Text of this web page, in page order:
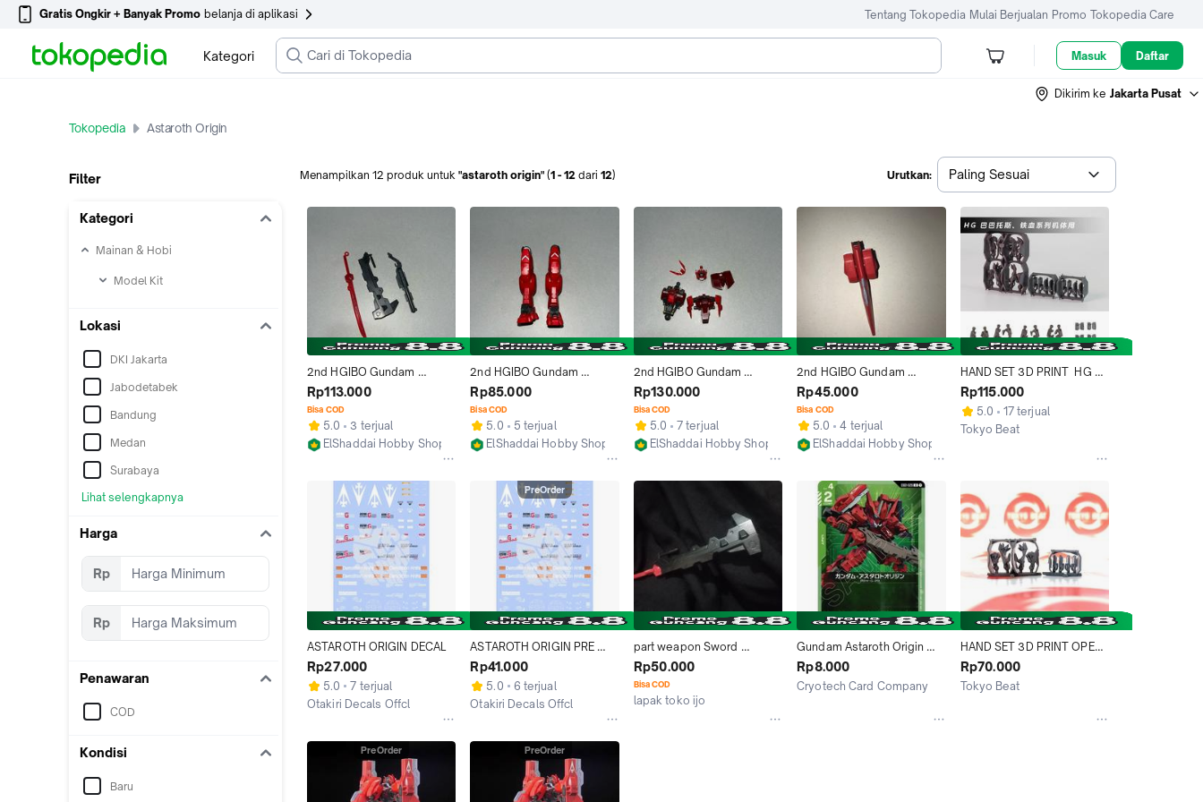
Gratis Ongkir + Banyak Promo belanja di aplikasi Tentang Tokopedia Mulai Berjualan Promo Tokopedia Care
Kategori Masuk Daftar
Dikirim ke Jakarta Pusat
Tokopedia Astaroth Origin
Filter
Kategori
Mainan & Hobi
Model Kit
Lokasi
DKI Jakarta
Jabodetabek
Bandung
Medan
Surabaya
Lihat selengkapnya
Harga
Rp
Rp
Penawaran
COD
Kondisi
Baru
Menampilkan 12 produk untuk "astaroth origin" (1 -12 dari 12) Urutkan: Paling Sesuai
2nd HGIBO Gundam
Astaroth Origin Part
Backpack Shotgun Sword
Hammer Unit
Rp113.000
Bisa COD
5.0
3 terjual
ElShaddai Hobby Shop
2nd HGIBO Gundam
Astaroth Origin Part Legs
Unit
Rp85.000
Bisa COD
5.0
5 terjual
ElShaddai Hobby Shop
2nd HGIBO Gundam
Astaroth Origin Part Head
Torso Waist Unit
Rp130.000
Bisa COD
5.0
7 terjual
ElShaddai Hobby Shop
2nd HGIBO Gundam
Astaroth Origin Part
Backpack Unit
Rp45.000
Bisa COD
5.0
4 terjual
ElShaddai Hobby Shop
HAND SET 3D PRINT  HG
1/144 GUN DAM BARBATOS
VIDAR ASTAROTH ORIGIN
Rp115.000
5.0
17 terjual
Tokyo Beat
ASTAROTH ORIGIN DECAL
Rp27.000
5.0
7 terjual
Otakiri Decals Offcl
PreOrder
ASTAROTH ORIGIN PRE
CUT DECAL
Rp41.000
5.0
6 terjual
Otakiri Decals Offcl
part weapon Sword
Astaroth origin bandai
Rp50.000
Bisa COD
lapak toko ijo
Gundam Astaroth Origin
[EB01-026 U] Gundam Card
Game GCG TCG JP
Japanese Jepang
Rp8.000
Cryotech Card Company
HAND SET 3D PRINT OPEN
HAND FIST HAND HG 1/144
GUNDAM BARBATOS VIDAR
ASTAROTH ORIGIN
Rp70.000
Tokyo Beat
PreOrder PreOrder